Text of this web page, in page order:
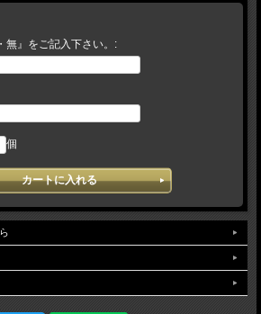
様へ 】注文の流れ
け仕様（逆トジ・土手紐抜き・手首調整など）をご
様書を返信】→【当店/確認後、加工を致しま
日）【当店では、実店舗在庫とメーカー在庫で運
舗・メーカー在庫ともに品切れの場合には、何卒ご容
げます。】
量豊富な当店で手に取って久保田スラッガーならでは
無』をご記入下さい。:
個